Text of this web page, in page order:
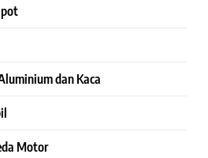
dan Kaca
Motor